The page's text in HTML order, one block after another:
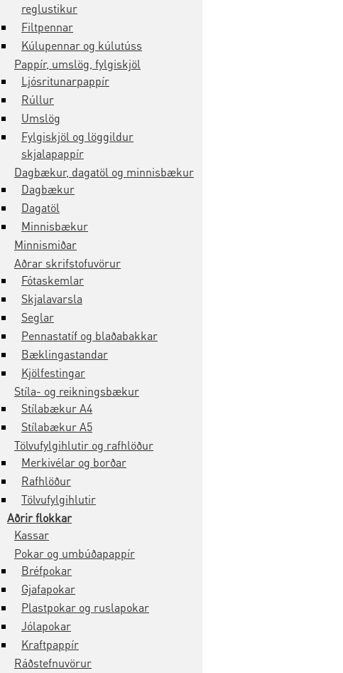
reglustikur
Filtpennar
Kúlupennar og kúlutúss
Pappír, umslög, fylgiskjöl
Ljósritunarpappír
Rúllur
Umslög
Fylgiskjöl og löggildur
skjalapappír
Dagbækur, dagatöl og minnisbækur
Dagbækur
Dagatöl
Minnisbækur
Minnismiðar
Aðrar skrifstofuvörur
Fótaskemlar
Skjalavarsla
Seglar
Pennastatíf og blaðabakkar
Bæklingastandar
Kjölfestingar
Stíla- og reikningsbækur
Stílabækur A4
Stílabækur A5
Tölvufylgihlutir og rafhlöður
Merkivélar og borðar
Rafhlöður
Tölvufylgihlutir
Aðrir flokkar
Kassar
Pokar og umbúðapappír
Bréfpokar
Gjafapokar
Plastpokar og ruslapokar
Jólapokar
Kraftpappír
Ráðstefnuvörur